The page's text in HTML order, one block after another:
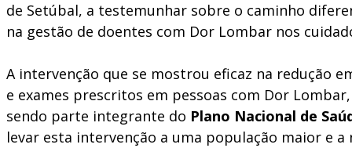
de Setúbal, a testemunhar sobre o caminho
na gestão de doentes com Dor Lombar nos
A intervenção que se mostrou eficaz na redução
e exames prescritos em pessoas com Dor
sendo parte integrante do Plano Nacional de
levar esta intervenção a uma população maior e a